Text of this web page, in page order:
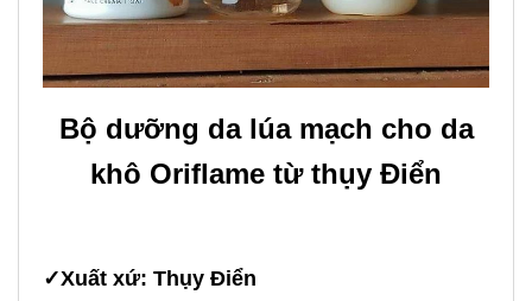
Bộ dưỡng da lúa mạch cho da
khô Oriflame từ thụy Điển
✓Xuất xứ: Thụy Điển